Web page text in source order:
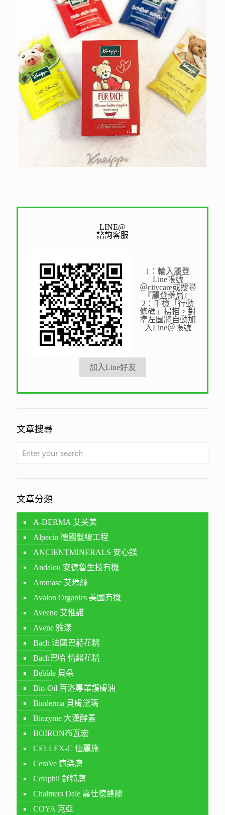
LINE@
諮詢客服
1：輪入麗登
Line帳號
＠citycare或搜尋
『麗登藥局』
2：手機「行動
條碼」掃描，對
準左圖將自動加
入Line＠帳號
加入Line好友
文章搜尋
文章分類
A-DERMA 艾芙美
Alpecin 德國髮線工程
ANCIENTMINERALS 安心鎂
Andalou 安德魯生技有機
Aromase 艾瑪絲
Avalon Organics 美國有機
Aveeno 艾惟諾
Avene 雅漾
Bach 法國巴赫花精
Bach巴哈 情緒花精
Bebble 貝朵
Bio-Oil 百洛專業護膚油
Bioderma 貝膚黛瑪
Biozyme 大漢酵素
BOIRON布瓦宏
CELLEX-C 仙麗施
CeraVe 適樂膚
Cetaphil 舒特膚
Chalmers Dale 嘉仕德蜂膠
COYA 克亞